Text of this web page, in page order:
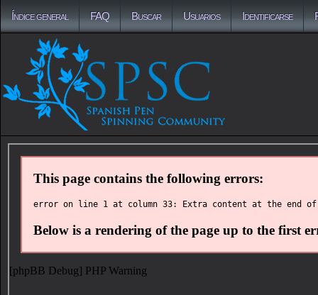
Índice general FAQ Buscar Usuarios Identificarse